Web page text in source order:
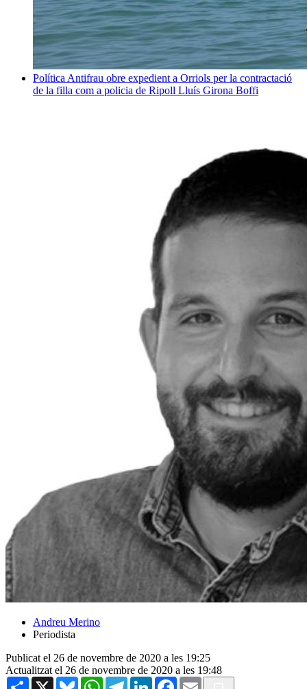
Política Antifrau obre expedient a Orriols per la contractació
de la filla com a policia de Ripoll Lluís Girona Boffi
Andreu Merino
Periodista
Publicat el 26 de novembre de 2020 a les 19:25
Actualitzat el 26 de novembre de 2020 a les 19:48
Share X BlueskyWhatsAppTelegramLinkedInFacebook
Email